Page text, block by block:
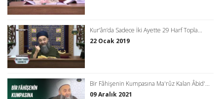
Kur’ân’da Sadece İki Ayette 29 Harf Topla...
22 Ocak 2019
Bir Fâhişenin Kumpasına Ma'rûz Kalan Âbid'...
09 Aralık 2021